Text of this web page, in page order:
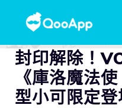
封印解除！
《庫洛魔法
型小可限定登